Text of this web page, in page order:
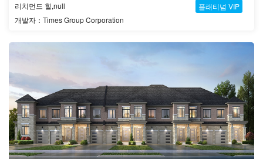
리치먼드 힐,null
개발자：Times Group Corporation
플래티넘 VIP